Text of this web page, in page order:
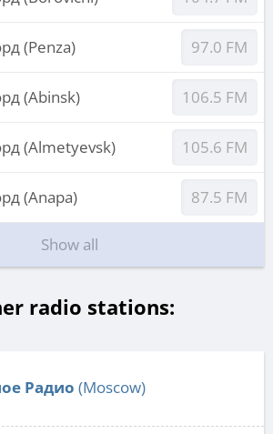
(Penza) 97.0 FM
(Abinsk) 106.5 FM
(Almetyevsk) 105.6 FM
(Anapa) 87.5 FM
Show all
radio stations:
Радио (Moscow)